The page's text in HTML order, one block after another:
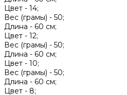
Цвет - 14;
Вес (грамы) - 50;
Длина - 60 см;
Цвет - 12;
Вес (грамы) - 50;
Длина - 60 см;
Цвет - 10;
Вес (грамы) - 50;
Длина - 60 см;
Цвет - 8;